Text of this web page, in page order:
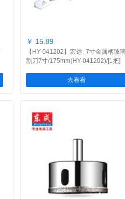
￥ 15.89
【HY-041202】宏远_7寸金属柄玻
割刀7寸/175mm(HY-041202)/[1把]
去看看